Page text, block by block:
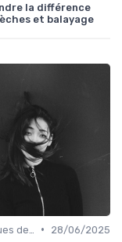
la différence
et balayage
•
28/06/2025